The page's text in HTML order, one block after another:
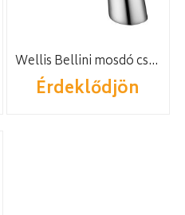
Wellis Bellini mosdó csaptelep
Érdeklődjön